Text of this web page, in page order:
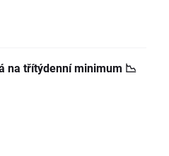
na třítýdenní minimum 📉